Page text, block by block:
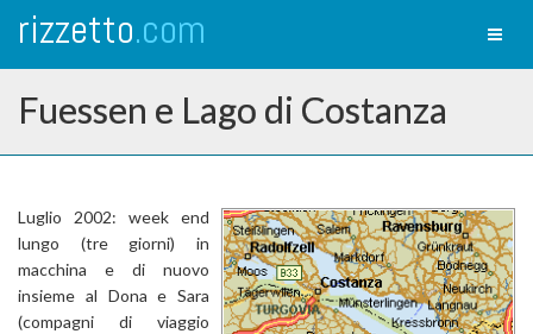
rizzetto.com
Fuessen e Lago di Costanza
Luglio 2002: week end
lungo (tre giorni) in
macchina e di nuovo
insieme al Dona e Sara
(compagni di viaggio